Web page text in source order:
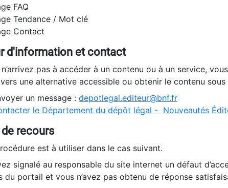
FAQ
Tendance / Mot clé
Contact
d'information et contact
n’arrivez pas à accéder à un contenu ou à un service,
une alternative accessible ou obtenir le contenu sous
un message : depotlegal.editeur@bnf.fr
le Département du dépôt légal - Nouveautés
recours
est à utiliser dans le cas suivant.
signalé au responsable du site internet un défaut
du portail et vous n’avez pas obtenu de réponse